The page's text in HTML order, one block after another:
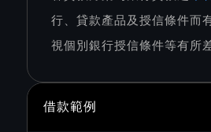
行、貸款產品及授信條件而
視個別銀行授信條件等有所
借款範例